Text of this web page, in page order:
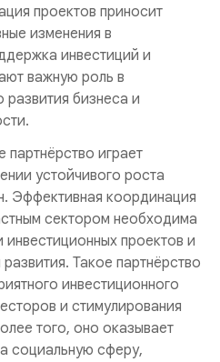
проектов приносит
изменения в
инвестиций и
важную роль в
развития бизнеса и
партнёрство играет
устойчивого роста
Эффективная координация
сектором необходима
проектов и
Такое партнёрство
инвестиционного
и стимулирования
того, оно оказывает
социальную сферу,